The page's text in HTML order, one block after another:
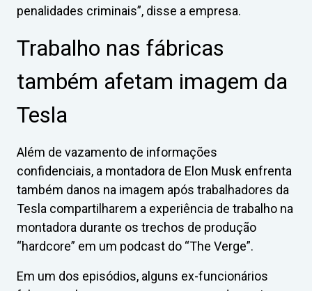
penalidades criminais”, disse a empresa.
Trabalho nas fábricas
também afetam imagem da
Tesla
Além de vazamento de informações
confidenciais, a montadora de Elon Musk enfrenta
também danos na imagem após trabalhadores da
Tesla compartilharem a experiência de trabalho na
montadora durante os trechos de produção
“hardcore” em um podcast do “The Verge”.
Em um dos episódios, alguns ex-funcionários